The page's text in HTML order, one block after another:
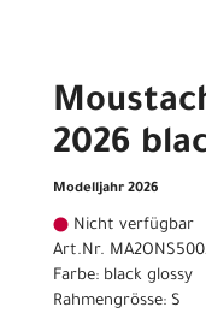
2026
Modelljahr 2026
Nicht verfügbar
Art.Nr.
Farbe: black glossy
Rahmengrösse: S